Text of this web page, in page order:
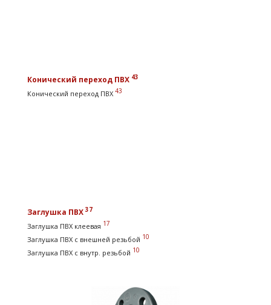
Конический переход ПВХ 43
Конический переход ПВХ 43
Заглушка ПВХ 37
Заглушка ПВХ клеевая 17
Заглушка ПВХ с внешней резьбой 10
Заглушка ПВХ с внутр. резьбой 10